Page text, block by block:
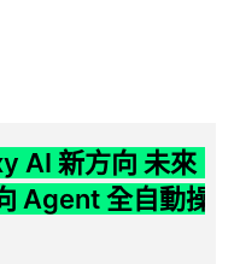
AI 新方向 未來
Agent 全自動操